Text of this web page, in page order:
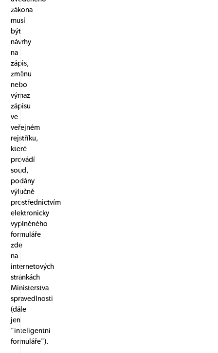
zákona
musí
být
návrhy
na
zápis,
změnu
nebo
výmaz
zápisu
ve
veřejném
rejstříku,
které
provádí
soud,
podány
výlučně
prostřednictvím
elektronicky
vyplněného
formuláře
zde
na
internetových
stránkách
Ministerstva
spravedlnosti
(dále
jen
"inteligentní
formuláře").